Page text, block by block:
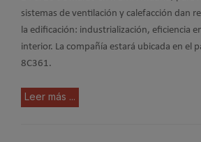
sistemas de ventilación y calefacción dan
la edificación: industrialización, eficiencia
interior. La compañía estará ubicada en el
8C361.
Leer más ...